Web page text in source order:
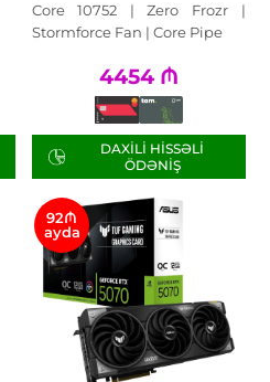
Core 10752 | Zero Frozr |
Stormforce Fan | Core Pipe
4454 ₼
DAXILI HISSƏLI
ÖDƏNIŞ
92₼
ayda